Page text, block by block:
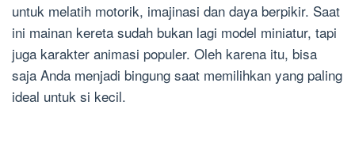
untuk melatih motorik, imajinasi dan daya berpikir. Saat
ini mainan kereta sudah bukan lagi model miniatur, tapi
juga karakter animasi populer. Oleh karena itu, bisa
saja Anda menjadi bingung saat memilihkan yang paling
ideal untuk si kecil.